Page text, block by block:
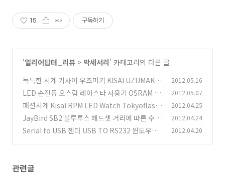
15 구독하기
'얼리어답터_리뷰 > 악세서리' 카테고리의 다른 글
독특한 시계 키사이 우즈마키 KISAI UZUMAKI
도쿄플래시재팬
(5)
2012.05.16
LED 손전등 오스람 레이스타 사용기 OSRAM R
AYSTAR
(3)
2012.05.07
패션시계 Kisai RPM LED Watch Tokyoflash
Japan (0)
2012.04.25
JayBird SB2 블루투스 헤드셋 거리에 따른 수신
감도
(4)
2012.04.24
Serial to USB 젠더 USB TO RS232 윈도우7 6
2012.04.20
관련글